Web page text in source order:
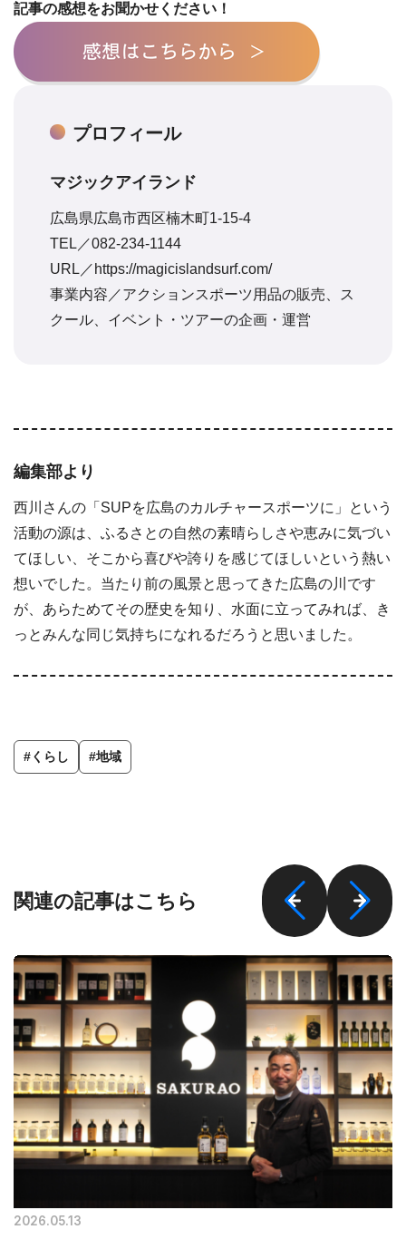
記事の感想をお聞かせください！
プロフィール
マジックアイランド
広島県広島市西区楠木町1-15-4
TEL／082-234-1144
URL／ https://magicislandsurf.com/
事業内容／アクションスポーツ用品の販売、ス
クール、イベント・ツアーの企画・運営
編集部より
西川さんの「SUPを広島のカルチャースポーツに」という
活動の源は、ふるさとの自然の素晴らしさや恵みに気づい
てほしい、そこから喜びや誇りを感じてほしいという熱い
想いでした。当たり前の風景と思ってきた広島の川です
が、あらためてその歴史を知り、水面に立ってみれば、き
っとみんな同じ気持ちになれるだろうと思いました。
#くらし #地域
関連の記事はこちら
2026.05.13